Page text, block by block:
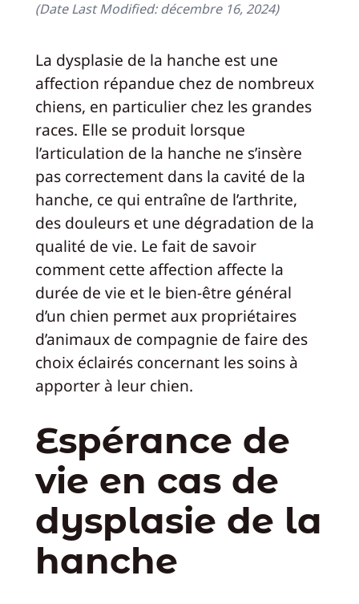
(Date Last Modified:décembre 16, 2024)
La dysplasie de la hanche est une
affection répandue chez de nombreux
chiens, en particulier chez les grandes
races. Elle se produit lorsque
l’articulation de la hanche ne s’insère
pas correctement dans la cavité de la
hanche, ce qui entraîne de l’arthrite,
des douleurs et une dégradation de la
qualité de vie. Le fait de savoir
comment cette affection affecte la
durée de vie et le bien-être général
d’un chien permet aux propriétaires
d’animaux de compagnie de faire des
choix éclairés concernant les soins à
apporter à leur chien.
Espérance de
vie en cas de
dysplasie de la
hanche